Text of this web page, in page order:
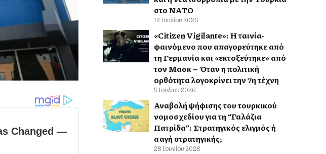
στο ΝΑΤΟ
12 Ιουλίου 2026
«Citizen Vigilante»: Η ταινία-
φαινόμενο που απαγορεύτηκε από
τη Γερμανία και «εκτοξεύτηκε» από
τον Μασκ – Όταν η πολιτική
ορθότητα λογοκρίνει την 7η τέχνη
5 Ιουλίου 2026
Αναβολή ψήφισης του τουρκικού
νομοσχεδίου για τη “Γαλάζια
Πατρίδα”: Στρατηγικός ελιγμός ή
αλλαγή στρατηγικής;
28 Ιουνίου 2026